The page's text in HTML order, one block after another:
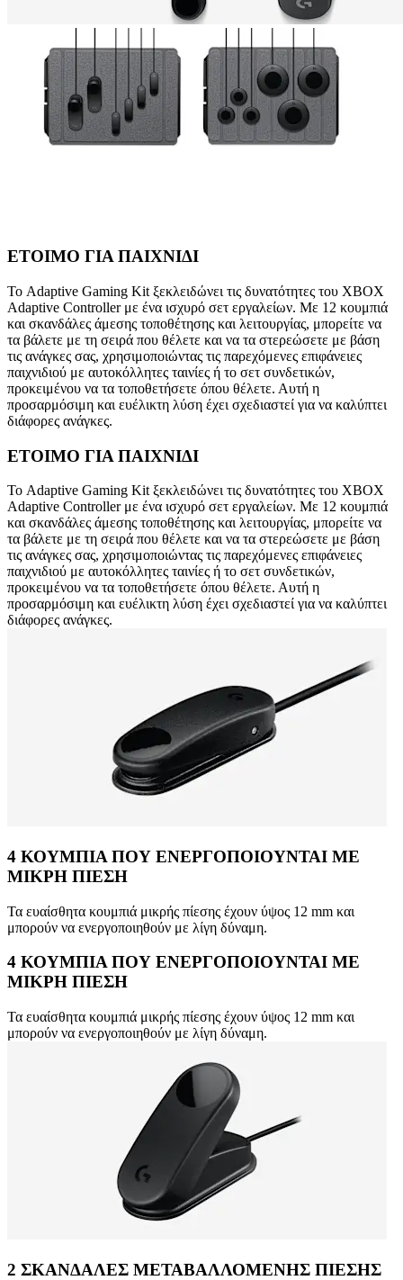
ΕΤΟΙΜΟ ΓΙΑ ΠΑΙΧΝΙΔΙ
Το Adaptive Gaming Kit ξεκλειδώνει τις δυνατότητες του XBOX
Adaptive Controller με ένα ισχυρό σετ εργαλείων. Με 12 κουμπιά
και σκανδάλες άμεσης τοποθέτησης και λειτουργίας, μπορείτε να
τα βάλετε με τη σειρά που θέλετε και να τα στερεώσετε με βάση
τις ανάγκες σας, χρησιμοποιώντας τις παρεχόμενες επιφάνειες
παιχνιδιού με αυτοκόλλητες ταινίες ή το σετ συνδετικών,
προκειμένου να τα τοποθετήσετε όπου θέλετε. Αυτή η
προσαρμόσιμη και ευέλικτη λύση έχει σχεδιαστεί για να καλύπτει
διάφορες ανάγκες.
ΕΤΟΙΜΟ ΓΙΑ ΠΑΙΧΝΙΔΙ
Το Adaptive Gaming Kit ξεκλειδώνει τις δυνατότητες του XBOX
Adaptive Controller με ένα ισχυρό σετ εργαλείων. Με 12 κουμπιά
και σκανδάλες άμεσης τοποθέτησης και λειτουργίας, μπορείτε να
τα βάλετε με τη σειρά που θέλετε και να τα στερεώσετε με βάση
τις ανάγκες σας, χρησιμοποιώντας τις παρεχόμενες επιφάνειες
παιχνιδιού με αυτοκόλλητες ταινίες ή το σετ συνδετικών,
προκειμένου να τα τοποθετήσετε όπου θέλετε. Αυτή η
προσαρμόσιμη και ευέλικτη λύση έχει σχεδιαστεί για να καλύπτει
διάφορες ανάγκες.
4 ΚΟΥΜΠΙΑ ΠΟΥ ΕΝΕΡΓΟΠΟΙΟΥΝΤΑΙ ΜΕ
ΜΙΚΡΗ ΠΙΕΣΗ
Τα ευαίσθητα κουμπιά μικρής πίεσης έχουν ύψος 12 mm και
μπορούν να ενεργοποιηθούν με λίγη δύναμη.
4 ΚΟΥΜΠΙΑ ΠΟΥ ΕΝΕΡΓΟΠΟΙΟΥΝΤΑΙ ΜΕ
ΜΙΚΡΗ ΠΙΕΣΗ
Τα ευαίσθητα κουμπιά μικρής πίεσης έχουν ύψος 12 mm και
μπορούν να ενεργοποιηθούν με λίγη δύναμη.
2 ΣΚΑΝΔΑΛΕΣ ΜΕΤΑΒΑΛΛΟΜΕΝΗΣ ΠΙΕΣΗΣ